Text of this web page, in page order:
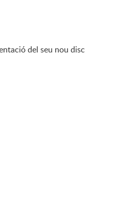
del seu nou disc